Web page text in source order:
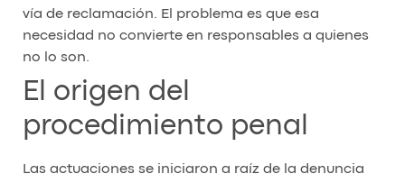
vía de reclamación. El problema es que esa
necesidad no convierte en responsables a quienes
no lo son.
El origen del
procedimiento penal
Las actuaciones se iniciaron a raíz de la denuncia